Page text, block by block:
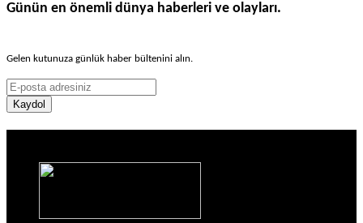
Günün en önemli dünya haberleri ve olayları.
Gelen kutunuza günlük haber bültenini alın.
Kaydol